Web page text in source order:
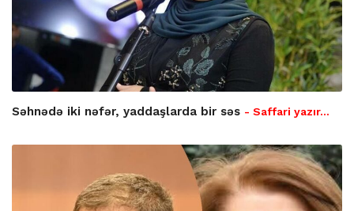
Səhnədə iki nəfər, yaddaşlarda bir səs - Saffari yazır…